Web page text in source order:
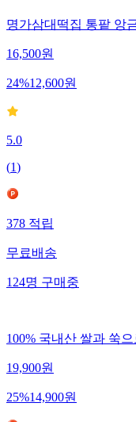
명가삼대떡집 통팥 앙
16,500원
24%12,600원
5.0
(1)
378적립
무료배송
124명구매중
100% 국내산 쌀과 쑥
19,900원
25%14,900원